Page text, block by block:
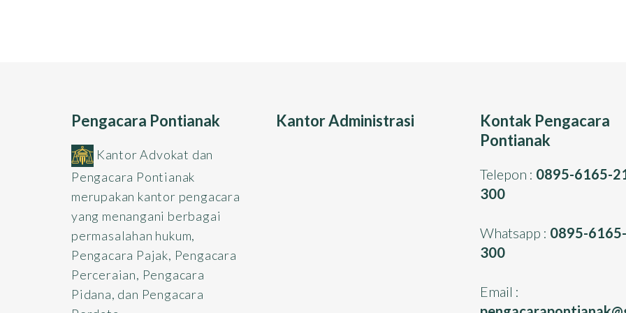
Pengacara Pontianak
Kantor Advokat dan
Pengacara Pontianak
merupakan kantor pengacara
yang menangani berbagai
permasalahan hukum,
Pengacara Pajak, Pengacara
Perceraian, Pengacara
Pidana, dan Pengacara
Kantor Administrasi
Kontak Pengacara
Pontianak
Telepon : 0895-6165-
300
Whatsapp : 0895-
300
Email :